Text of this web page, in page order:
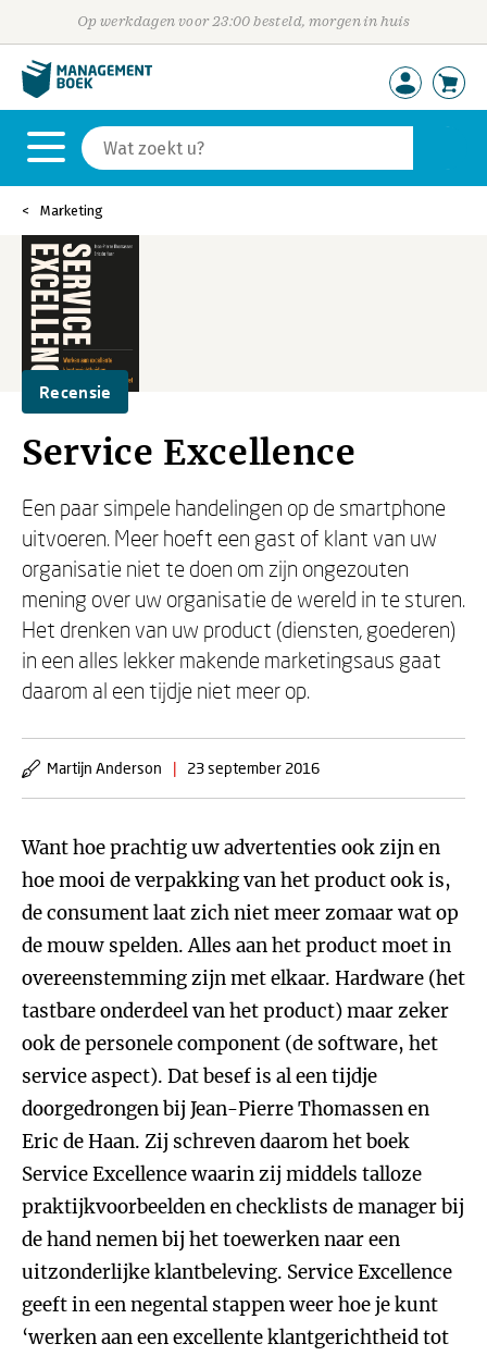
Op werkdagen voor 23:00 besteld, morgen in huis
Marketing
Recensie
Service Excellence
Een paar simpele handelingen op de smartphone
uitvoeren. Meer hoeft een gast of klant van uw
organisatie niet te doen om zijn ongezouten
mening over uw organisatie de wereld in te sturen.
Het drenken van uw product (diensten, goederen)
in een alles lekker makende marketingsaus gaat
daarom al een tijdje niet meer op.
Martijn Anderson | 23 september 2016
Want hoe prachtig uw advertenties ook zijn en
hoe mooi de verpakking van het product ook is,
de consument laat zich niet meer zomaar wat op
de mouw spelden. Alles aan het product moet in
overeenstemming zijn met elkaar. Hardware (het
tastbare onderdeel van het product) maar zeker
ook de personele component (de software, het
service aspect). Dat besef is al een tijdje
doorgedrongen bij Jean-Pierre Thomassen en
Eric de Haan. Zij schreven daarom het boek
Service Excellence waarin zij middels talloze
praktijkvoorbeelden en checklists de manager bij
de hand nemen bij het toewerken naar een
uitzonderlijke klantbeleving. Service Excellence
geeft in een negental stappen weer hoe je kunt
‘werken aan een excellente klantgerichtheid tot